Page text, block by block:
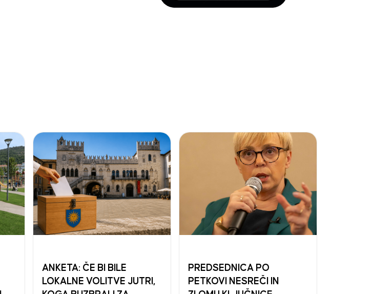
ANKETA: ČE BI BILE
LOKALNE VOLITVE JUTRI,
PREDSEDNICA PO
PETKOVI NESREČI IN